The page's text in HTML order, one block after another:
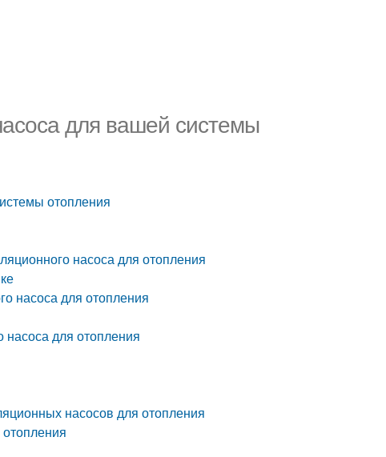
для вашей системы
отопления
насоса для отопления
насоса для отопления
насоса для отопления
насосов для отопления